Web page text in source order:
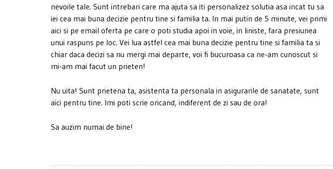
nevoile tale. Sunt intrebari care ma ajuta sa iti personalizez solutia asa incat tu sa
iei cea mai buna decizie pentru tine si familia ta. In mai putin de 5 minute, vei primi
aici si pe email oferta pe care o poti studia apoi in voie, in liniste, fara presiunea
unui raspuns pe loc. Vei lua astfel cea mai buna decizie pentru tine si familia ta si
chiar daca decizi sa nu mergi mai departe, voi fi bucuroasa ca ne-am cunoscut si
mi-am mai facut un prieten!
Nu uita! Sunt prietena ta, asistenta ta personala in asigurarile de sanatate, sunt
aici pentru tine. Imi poti scrie oricand, indiferent de zi sau de ora!
Sa auzim numai de bine!